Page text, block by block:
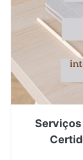
Serviços